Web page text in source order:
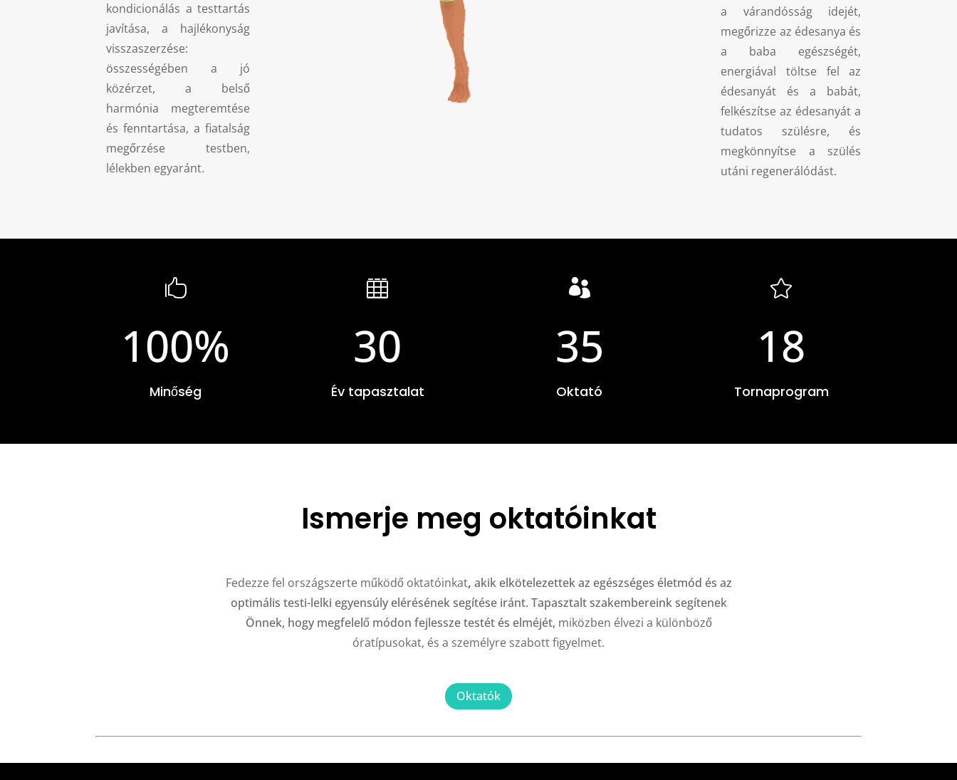
kondicionálás a testtartás
javítása, a hajlékonyság
visszaszerzése:
összességében a jó
közérzet, a belső
harmónia megteremtése
és fenntartása, a fiatalság
megőrzése testben,
lélekben egyaránt.
a várandósság idejét,
megőrizze az édesanya és
a baba egészségét,
energiával töltse fel az
édesanyát és a babát,
felkészítse az édesanyát a
tudatos szülésre, és
megkönnyítse a szülés
utáni regenerálódást.

100%
Minőség

30
Év tapasztalat

35
Oktató

18
Tornaprogram
Ismerje meg oktatóinkat
Fedezze fel országszerte működő oktatóinkat, akik elkötelezettek az egészséges életmód és az
optimális testi-lelki egyensúly elérésének segítése iránt. Tapasztalt szakembereink segítenek
Önnek, hogy megfelelő módon fejlessze testét és elméjét, miközben élvezi a különböző
óratípusokat, és a személyre szabott figyelmet.
Oktatók